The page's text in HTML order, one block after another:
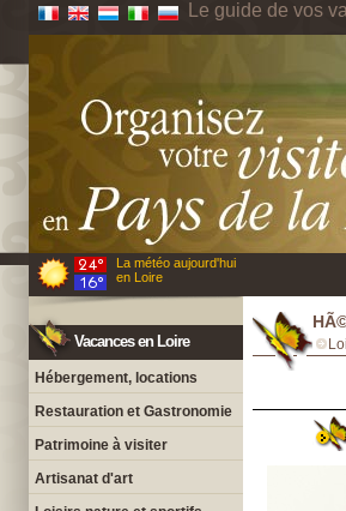
Le guide de vos
La météo aujourd'hui
en Loire
Vacances en Loire
Hébergement, locations
Restauration et Gastronomie
Patrimoine à visiter
Artisanat d'art